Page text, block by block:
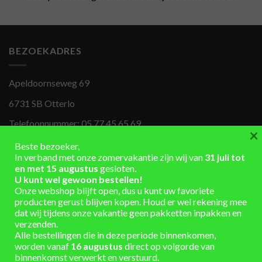
BEZOEKADRES
Apeldoornseweg 69
6731 SB Otterlo
Telefoonnummer:05 77 45 65 69
info@rondomton.nl
Genoemde prijzen zijn inclusief BTW.
OPENINGSTIJDEN
Ma 8.00-17.00u
Di 8.00-17.00u
Beste bezoeker,
In verband met onze zomervakantie zijn wij van 31 juli tot
en met 15 augustus gesloten.
U kunt wel gewoon bestellen!
Onze webshop blijft open, dus u kunt uw favoriete
producten gerust blijven kopen. Houd er wel rekening mee
dat wij tijdens onze vakantie geen pakketten inpakken en
verzenden.
Alle bestellingen die in deze periode binnenkomen,
worden vanaf 16 augustus direct op volgorde van
binnenkomst verwerkt en verstuurd.
×